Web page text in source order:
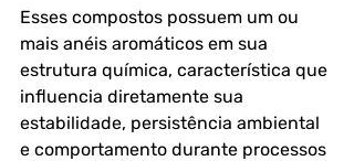
Esses compostos possuem um ou
mais anéis aromáticos em sua
estrutura química, característica que
influencia diretamente sua
estabilidade, persistência ambiental
e comportamento durante processos